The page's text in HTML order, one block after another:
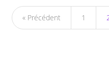
« Précédent 1